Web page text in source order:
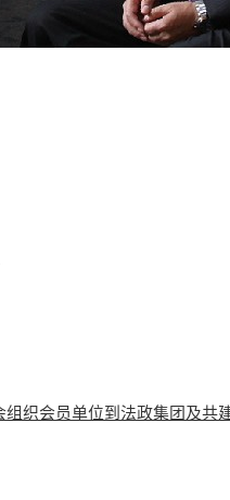
织会员单位到法政集团及共